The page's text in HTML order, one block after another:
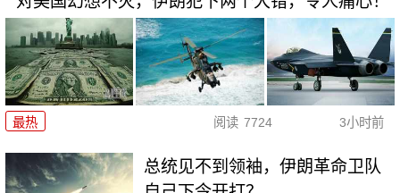
最热 阅读 7724 3小时前
总统见不到领袖，伊朗革命卫队